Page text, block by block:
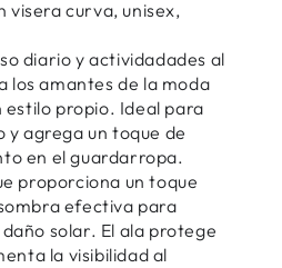
visera curva, unisex,
diario y actividadades al
los amantes de la moda
propio. Ideal para
y agrega un toque de
en el guardarropa.
proporciona un toque
efectiva para
solar. El ala protege
la visibilidad al